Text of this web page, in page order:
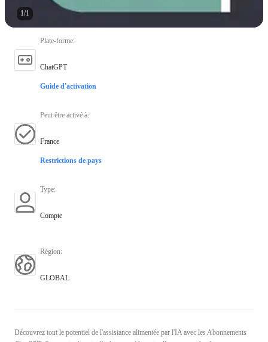
1/1
Plate-forme:
ChatGPT
Guide d'activation
Peut être activé à:
France
Restrictions de pays
Type:
Compte
Région:
GLOBAL
Découvrez tout le potentiel de l'assistance alimentée par l'IA avec les Abonnements